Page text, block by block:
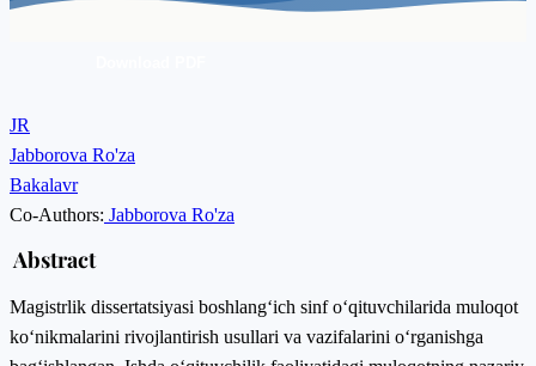
JR
Jabborova Ro'za
Bakalavr
Co-Authors: Jabborova Ro'za
Abstract
Magistrlik dissertatsiyasi boshlang‘ich sinf o‘qituvchilarida muloqot
ko‘nikmalarini rivojlantirish usullari va vazifalarini o‘rganishga